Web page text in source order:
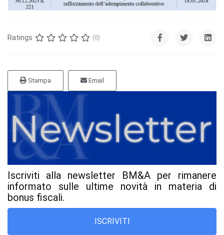
Ratings (0)
Stampa Email
Iscriviti alla newsletter BM&A per rimanere
informato sulle ultime novità in materia di
bonus fiscali.
ISCRIVITI